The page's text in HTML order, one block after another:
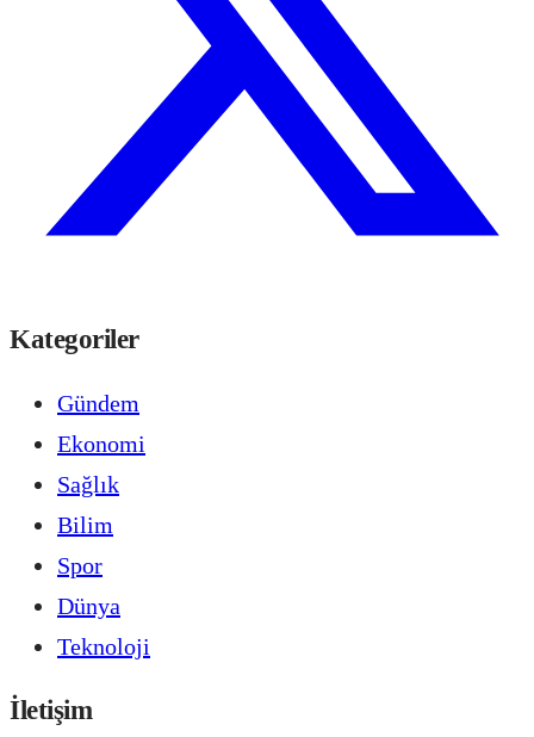
Kategoriler
Gündem
Ekonomi
Sağlık
Bilim
Spor
Dünya
Teknoloji
İletişim